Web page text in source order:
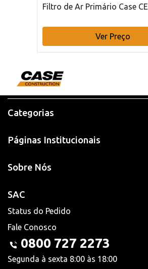
Filtro de Ar Primário Case CE
Ver Preço
Categorias
Páginas Institucionais
Sobre Nós
SAC
Status do Pedido
Fale Conosco
0800 727 2273
Segunda à sexta 8:00 às 18:00